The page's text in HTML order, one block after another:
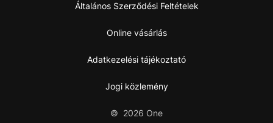
Általános Szerződési Feltételek
Online vásárlás
Adatkezelési tájékoztató
Jogi közlemény
© 2026 One